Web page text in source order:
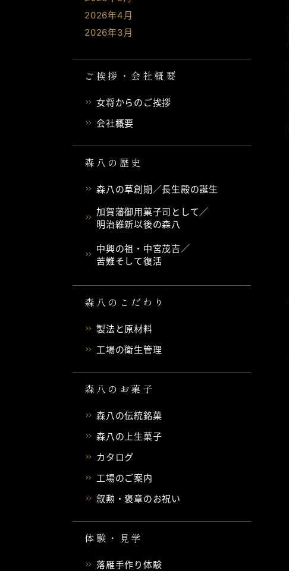
2026年4月
2026年3月
ご挨拶・会社概要
女将からのご挨拶
会社概要
森八の歴史
森八の草創期／長生殿の誕生
加賀藩御用菓子司として／
明治維新以後の森八
中興の祖・中宮茂吉／
苦難そして復活
森八のこだわり
製法と原材料
工場の衛生管理
森八のお菓子
森八の伝統銘菓
森八の上生菓子
カタログ
工場のご案内
叙勲・褒章のお祝い
体験・見学
落雁手作り体験